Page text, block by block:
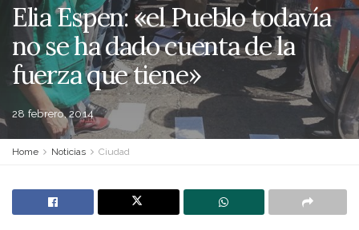
Elia Espen: «el Pueblo todavía
no se ha dado cuenta de la
fuerza que tiene»
28 febrero, 2014
Home Noticias Ciudad